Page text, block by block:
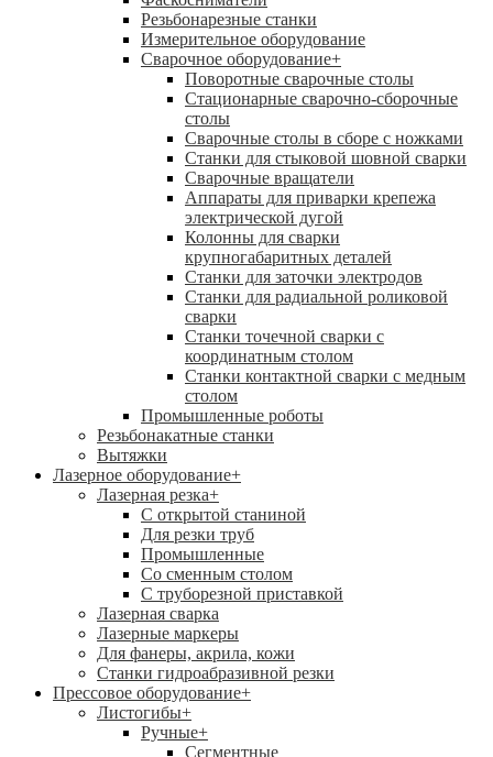
Резьбонарезные станки
Измерительное оборудование
Сварочное оборудование+
Поворотные сварочные столы
Стационарные сварочно-сборочные
столы
Сварочные столы в сборе с ножками
Станки для стыковой шовной сварки
Сварочные вращатели
Аппараты для приварки крепежа
электрической дугой
Колонны для сварки
крупногабаритных деталей
Станки для заточки электродов
Станки для радиальной роликовой
сварки
Станки точечной сварки с
координатным столом
Станки контактной сварки с медным
столом
Промышленные роботы
Резьбонакатные станки
Вытяжки
Лазерное оборудование+
Лазерная резка+
С открытой станиной
Для резки труб
Промышленные
Со сменным столом
С труборезной приставкой
Лазерная сварка
Лазерные маркеры
Для фанеры, акрила, кожи
Станки гидроабразивной резки
Прессовое оборудование+
Листогибы+
Ручные+
Сегментные